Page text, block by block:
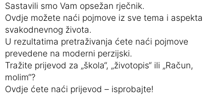
Sastavili smo Vam opsežan rječnik.
Ovdje možete naći pojmove iz sve tema i aspekta
svakodnevnog života.
U rezultatima pretraživanja ćete naći pojmove
prevedene na moderni perzijski.
Tražite prijevod za „škola“, „životopis“ ili „Račun,
molim“?
Ovdje ćete naći prijevod – isprobajte!